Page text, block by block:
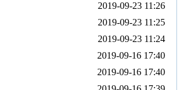
2019-09-23 11:26
2019-09-23 11:25
2019-09-23 11:24
2019-09-16 17:40
2019-09-16 17:40